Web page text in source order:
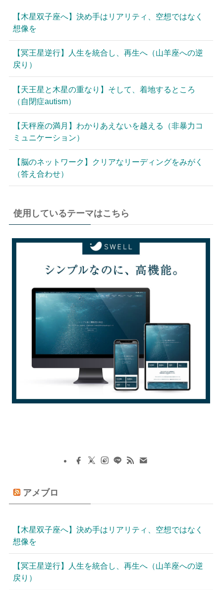
【木星双子座へ】決め手はリアリティ、空想ではなく
想像を
【冥王星逆行】人生を統合し、再生へ（山羊座への逆
戻り）
【天王星と木星の重なり】そして、着地するところ
（自閉症autism）
【天秤座の満月】わかりあえないを越える（非暴力コ
ミュニケーション）
【脳のネットワーク】クリアなリーディングをみがく
（答え合わせ）
使用しているテーマはこちら
アメブロ
【木星双子座へ】決め手はリアリティ、空想ではなく
想像を
【冥王星逆行】人生を統合し、再生へ（山羊座への逆
戻り）